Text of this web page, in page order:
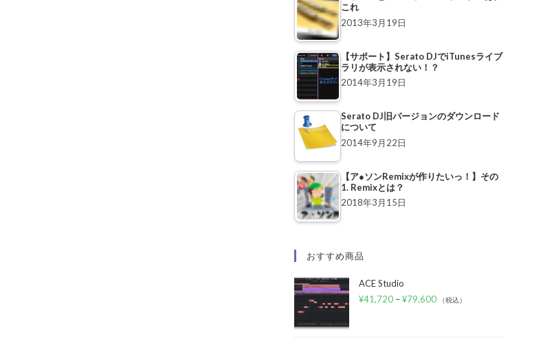
これ
2013年3月19日
【サポート】Serato DJでiTunesライブ
ラリが表示されない！？
2014年3月19日
Serato DJ旧バージョンのダウンロード
について
2014年9月22日
【ア●ソンRemixが作りたいっ！】その
1. Remixとは？
2018年3月15日
おすすめ商品
ACE Studio
¥41,720 –¥79,600 （税込）